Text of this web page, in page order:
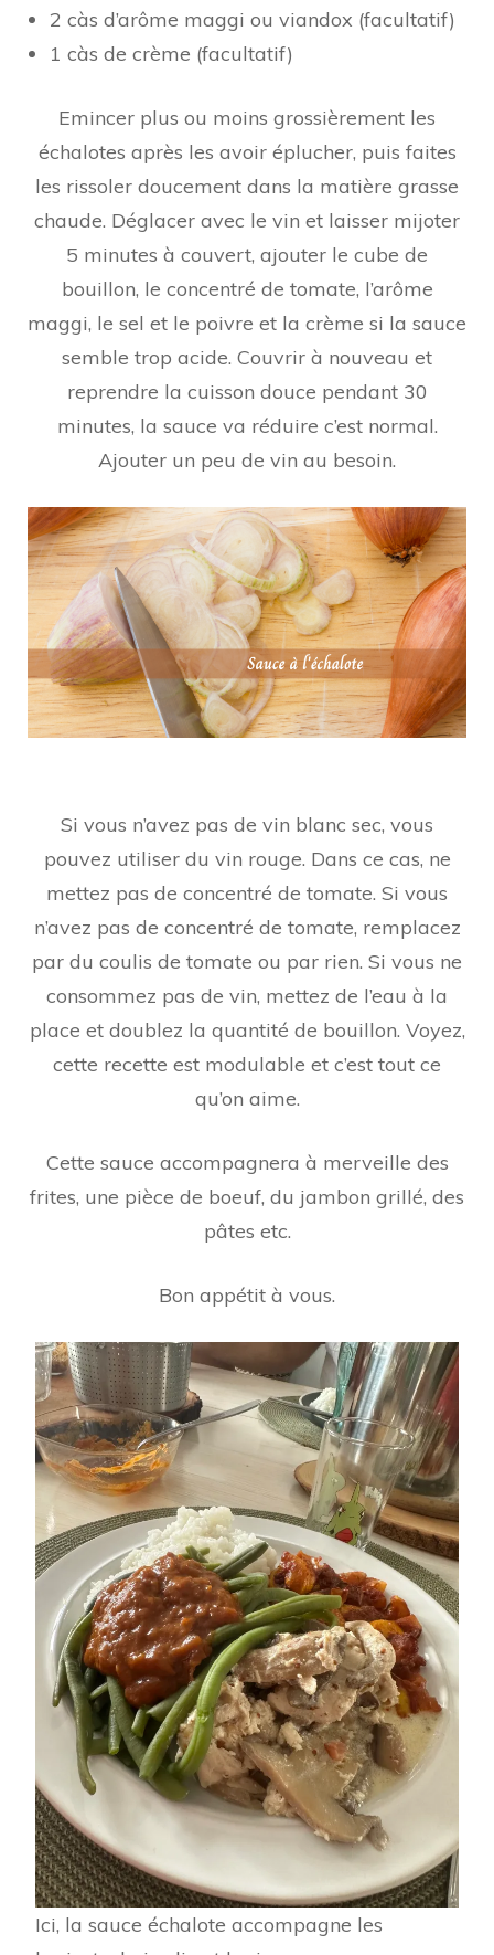
2 càs d’arôme maggi ou viandox (facultatif)
1 càs de crème (facultatif)
Emincer plus ou moins grossièrement les
échalotes après les avoir éplucher, puis faites
les rissoler doucement dans la matière grasse
chaude. Déglacer avec le vin et laisser mijoter
5 minutes à couvert, ajouter le cube de
bouillon, le concentré de tomate, l’arôme
maggi, le sel et le poivre et la crème si la sauce
semble trop acide. Couvrir à nouveau et
reprendre la cuisson douce pendant 30
minutes, la sauce va réduire c’est normal.
Ajouter un peu de vin au besoin.
Si vous n’avez pas de vin blanc sec, vous
pouvez utiliser du vin rouge. Dans ce cas, ne
mettez pas de concentré de tomate. Si vous
n’avez pas de concentré de tomate, remplacez
par du coulis de tomate ou par rien. Si vous ne
consommez pas de vin, mettez de l’eau à la
place et doublez la quantité de bouillon. Voyez,
cette recette est modulable et c’est tout ce
qu’on aime.
Cette sauce accompagnera à merveille des
frites, une pièce de boeuf, du jambon grillé, des
pâtes etc.
Bon appétit à vous.
Ici, la sauce échalote accompagne les